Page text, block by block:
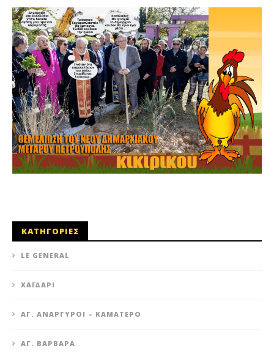
ΚΑΤΗΓΟΡΙΕΣ
LE GENERAL
XΑΪΔΆΡΙ
ΆΓ. ΑΝΆΡΓΥΡΟΙ – KΑΜΑΤΕΡΌ
ΑΓ. ΒΑΡΒΆΡΑ